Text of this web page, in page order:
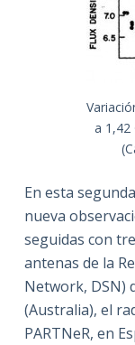
a 1,42
En esta
nueva
seguidas con
antenas de la
Network, DSN)
(Australia), el
PARTNeR, en